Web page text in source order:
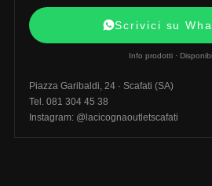
Scrivici su
Info prodotti ·
Piazza Garibaldi, 24 · Scafati (SA)
Tel. 081 304 45 38
Instagram: @lacicognaoutletscafati